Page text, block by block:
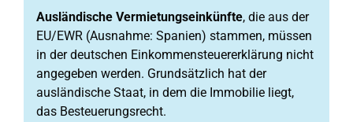
Ausländische Vermietungseinkünfte, die aus der
EU/EWR (Ausnahme: Spanien) stammen, müssen
in der deutschen Einkommensteuererklärung nicht
angegeben werden. Grundsätzlich hat der
ausländische Staat, in dem die Immobilie liegt,
das Besteuerungsrecht.